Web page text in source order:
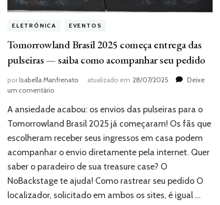
ELETRÔNICA EVENTOS
Tomorrowland Brasil 2025 começa entrega das
pulseiras — saiba como acompanhar seu pedido
porIsabella Manfrenato atualizado em 28/07/2025
Deixe
um comentário
Brasil
2025
entrega
das
pulseiras
—
saiba
como
A ansiedade acabou: os envios das pulseiras para o
Tomorrowland Brasil 2025 já começaram! Os fãs que
escolheram receber seus ingressos em casa podem
acompanhar o envio diretamente pela internet. Quer
saber o paradeiro de sua treasure case? O
NoBackstage te ajuda! Como rastrear seu pedido O
localizador, solicitado em ambos os sites, é igual …